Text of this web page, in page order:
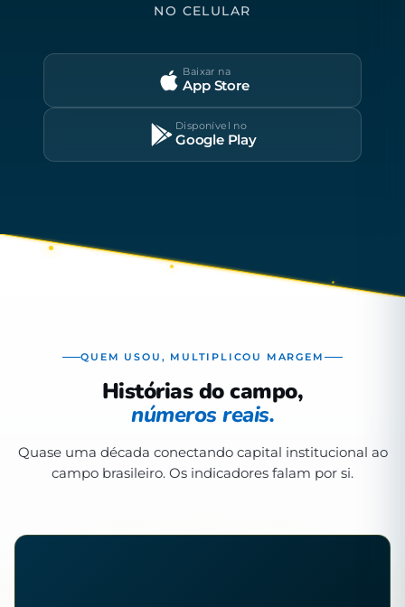
NO CELULAR
Baixar na
App Store
Disponível no
Google Play
QUEM USOU, MULTIPLICOU MARGEM
Histórias do campo,
números reais.
Quase uma década conectando capital institucional ao
campo brasileiro. Os indicadores falam por si.